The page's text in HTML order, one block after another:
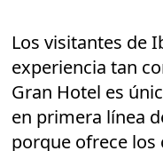
Los visitantes de
experiencia tan
Gran Hotel es
en primera línea
porque ofrece los